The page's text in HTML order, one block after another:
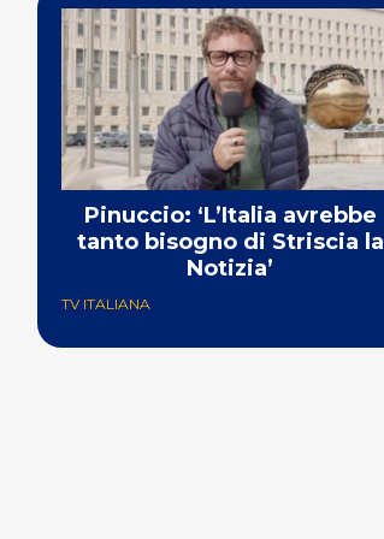
Pinuccio: ‘L’Italia avrebbe
tanto bisogno di Striscia la
Notizia’
TV ITALIANA